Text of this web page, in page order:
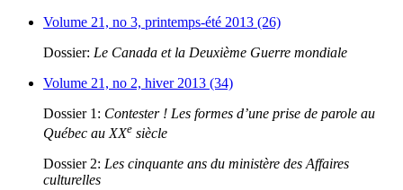
Volume 21, no 3, printemps-été 2013 (26)
Dossier: Le Canada et la Deuxième Guerre mondiale
Volume 21, no 2, hiver 2013 (34)
Dossier 1: Contester ! Les formes d’une prise de parole au
Québec au XXe siècle
Dossier 2: Les cinquante ans du ministère des Affaires
culturelles